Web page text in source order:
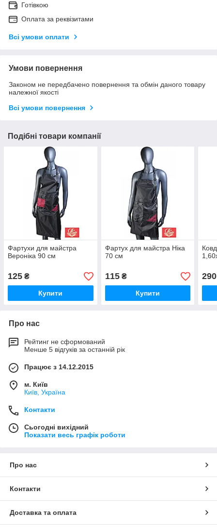
Готівкою
Оплата за реквізитами
Всі умови оплати
Умови повернення
Законом не передбачено повернення та обмін даного товару
належної якості
Всі умови повернення
Подібні товари компанії
Фартухи для майстра
Вероніка 90 см
125 ₴
Купити
Фартух для майстра Ніка
70 см
115₴
Купити
290
Про нас
Рейтинг не сформований
Менше 5 відгуків за останній рік
Працює з 14.12.2015
м. Київ
Київ, Україна
Контакти
Сьогодні вихідний
Показати весь графік роботи
Про нас
Контакти
Доставка та оплата